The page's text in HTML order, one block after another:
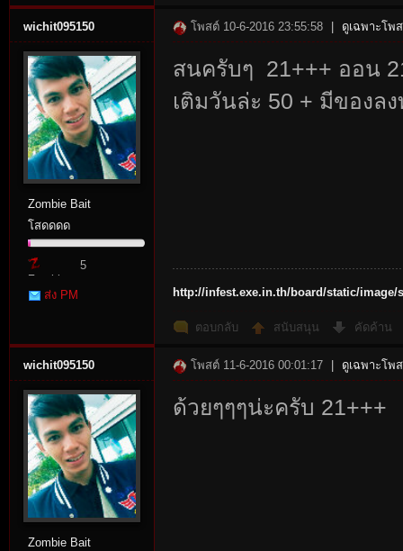
wichit095150
Zombie Bait
โสดดดด
Zombie
Point
5
ส่ง PM
โพสต์ 10-6-2016 23:55:58 ดูเฉพาะโพ
สนครับๆ 21+++ ออน
เติมวันล่ะ 50 + มีของล
http://infest.exe.in.th/board/static/
ตอบกลับ สนับสนุน คัดค้าน
wichit095150
Zombie Bait
โพสต์ 11-6-2016 00:01:17 ดูเฉพาะโพ
ด้วยๆๆๆน่ะครับ 21+++